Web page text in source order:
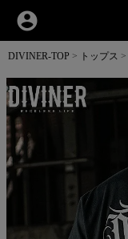
account_circle
DIVINER-TOP トップス